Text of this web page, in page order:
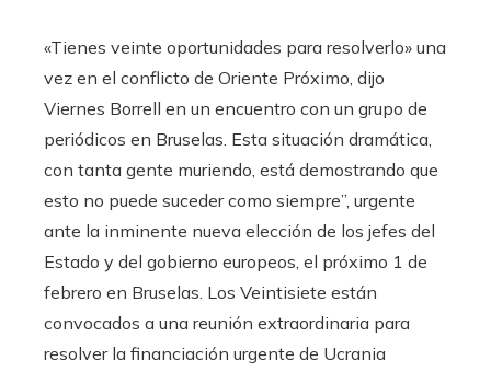
«Tienes veinte oportunidades para resolverlo» una
vez en el conflicto de Oriente Próximo, dijo
Viernes Borrell en un encuentro con un grupo de
periódicos en Bruselas. Esta situación dramática,
con tanta gente muriendo, está demostrando que
esto no puede suceder como siempre”, urgente
ante la inminente nueva elección de los jefes del
Estado y del gobierno europeos, el próximo 1 de
febrero en Bruselas. Los Veintisiete están
convocados a una reunión extraordinaria para
resolver la financiación urgente de Ucrania